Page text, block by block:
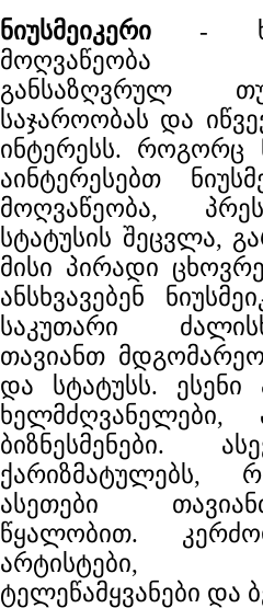
ნიუსმეიკერი -
მოღვაწეობა
განსაზღვრულ
საჯაროობას და
ინტერესს. როგორც
აინტერესებთ
მოღვაწეობა,
სტატუსის შეცვლა,
მისი პირადი
ანსხვავებენ
საკუთარი
თავიანთ
და სტატუსს. ესენი
ბიზნესმენები.
ქარიზმატულებს,
ასეთები
წყალობით.
არტისტები,
ტელეწამყვანები და